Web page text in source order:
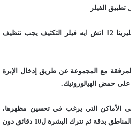
الفيلر
1- قبل البدء في استخدام فيليرينا 12 اتش ايه فيلر التكثيف يجب تنظيف
المرفقة مع المجموعة عن طريق إدخال الإبرة
على حمض الهيالورونيك.
الأماكن التي يرغب في تحسين مظهرها،
ويمكن استخدام الأداة لتحديد المناطق بدقة ثم نترك البشرة ل10 دقائق دون